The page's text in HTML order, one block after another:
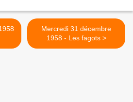
Mercredi 31 décembre
1958 - Les fagots >